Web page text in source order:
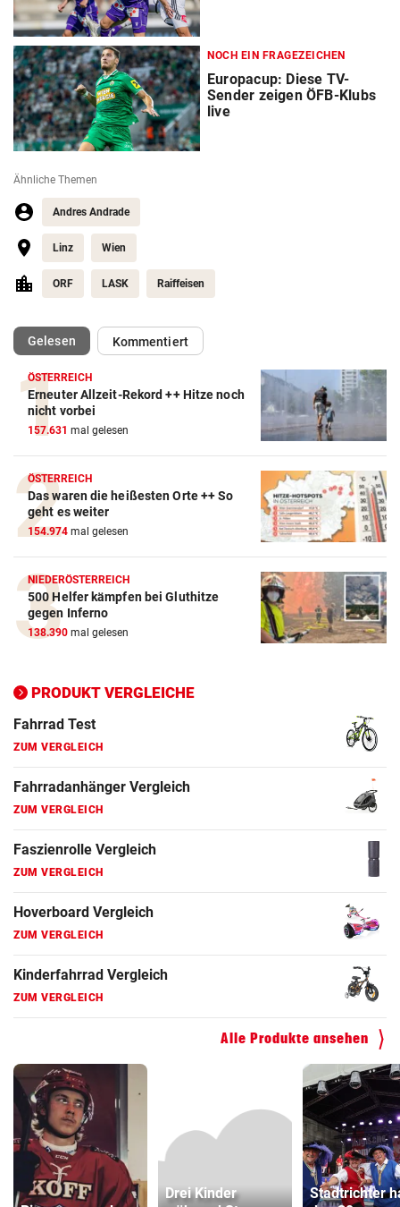
NOCH EIN FRAGEZEICHEN
Europacup: Diese TV-
Sender zeigen ÖFB-Klubs
live
Ähnliche Themen
Andres Andrade
Linz Wien
ORF LASK Raiffeisen
Gelesen(ausgewählt)Kommentiert
ÖSTERREICH
Erneuter Allzeit-Rekord ++ Hitze noch
nicht vorbei
157.631 mal gelesen
ÖSTERREICH
Das waren die heißesten Orte ++ So
geht es weiter
154.974 mal gelesen
NIEDERÖSTERREICH
500 Helfer kämpfen bei Gluthitze
gegen Inferno
138.390 mal gelesen
PRODUKT VERGLEICHE
Action-Cam Vergleich
Crosstrainer Vergleich
E-Bike Vergleich
Elektro-Scooter Vergleich
Ergometer Vergleich
Fahrrad Test
Fahrradanhänger Vergleich
Faszienrolle Vergleich
ZUM VERGLEICH
Hoverboard Vergleich
ZUM VERGLEICH
Kinderfahrrad Vergleich
Alle Produkte ansehen
Drei Kinder
Stadtrichter